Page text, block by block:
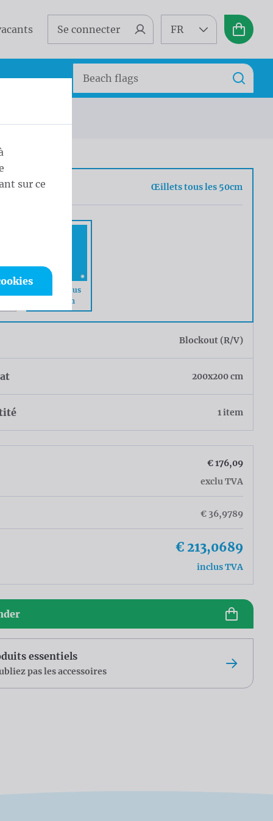
Se connecter FR
Panier
Search
Œillets tous les 50cm
Œillets tous
les 50cm
Blockout (R/V)
200x200 cm
1 item
€ 176,09
exclu TVA
€ 36,9789
€ 213,0689
inclus TVA
essentiels
pas les accessoires
sur ce